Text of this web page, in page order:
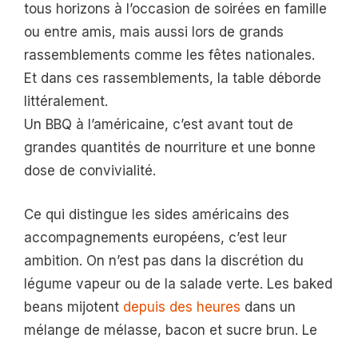
tous horizons à l’occasion de soirées en famille
ou entre amis, mais aussi lors de grands
rassemblements comme les fêtes nationales.
Et dans ces rassemblements, la table déborde
littéralement.
Un BBQ à l’américaine, c’est avant tout de
grandes quantités de nourriture et une bonne
dose de convivialité.
Ce qui distingue les sides américains des
accompagnements européens, c’est leur
ambition. On n’est pas dans la discrétion du
légume vapeur ou de la salade verte. Les baked
beans mijotent depuis des heures dans un
mélange de mélasse, bacon et sucre brun. Le